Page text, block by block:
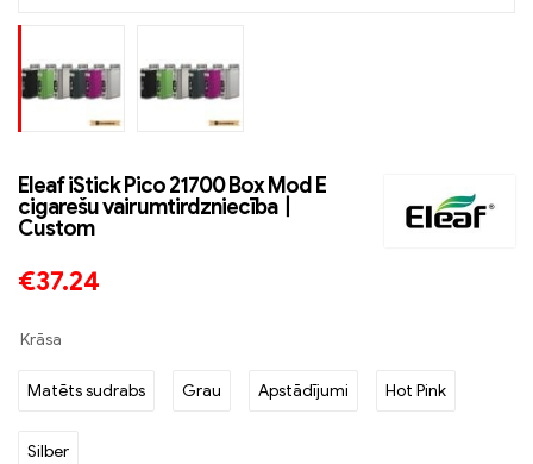
Eleaf iStick Pico 21700 Box Mod E
cigarešu vairumtirdzniecība丨
Custom
€37.24
Krāsa
Matēts sudrabs Grau Apstādījumi Hot Pink
Silber